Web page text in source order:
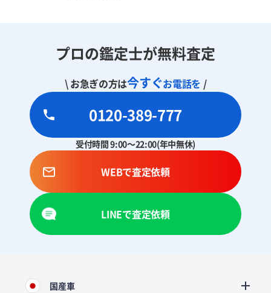
プロの鑑定士が無料査定
\ お急ぎの方は今すぐお電話を /
0120-389-777
受付時間 9:00～22:00(年中無休)
WEBで査定依頼
LINEで査定依頼
国産車